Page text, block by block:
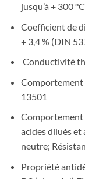
jusqu’à + 300 °C
Coefficient de
+ 3,4 % (DIN
Conductivité
Comportement
13501
Comportement
acides dilués
neutre;
Propriété